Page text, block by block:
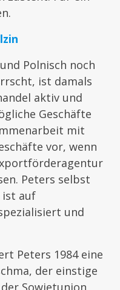
Polnisch noch
ist damals
aktiv und
Geschäfte
mit
vor, wenn
Peters selbst
ist auf
und
Peters 1984 eine
der einstige
Sowjetunion